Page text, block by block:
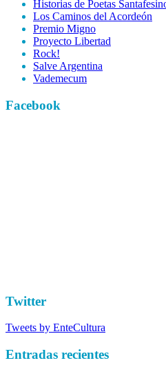
Historias de Poetas
Los Caminos del Acordeón
Premio Migno
Proyecto Libertad
Rock!
Salve Argentina
Vademecum
Facebook
Twitter
Tweets by EnteCultura
Entradas recientes